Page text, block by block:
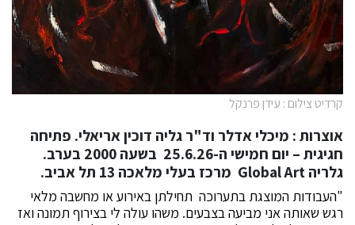
קרדיט צילום : עידן פרנקל
אוצרות : מיכלי אדלר וד"ר גליה דוכין אריאלי. פתיחה
חגיגית – יום חמישי ה-25.6.26 בשעה 2000 בערב.
גלריה Global Art מרכז בעלי מלאכה 13 תל אביב.
"העבודות המוצגת בתערוכה תחילתן באירוע או מחשבה מלאי
רגש שאותה אני מביעה בצבעים. משהו עולה לי בצירוף תמונה ואז